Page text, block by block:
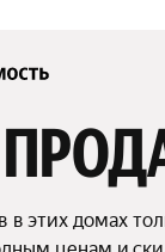
этих домах